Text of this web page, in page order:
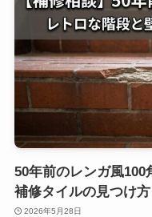
50年前のレンガ風
補修タイルの見つけ方
2026年5月28日